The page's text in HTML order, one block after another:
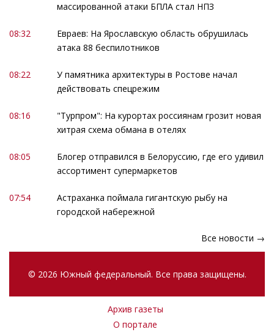
массированной атаки БПЛА стал НПЗ
08:32
Евраев: На Ярославскую область обрушилась
атака 88 беспилотников
08:22
У памятника архитектуры в Ростове начал
действовать спецрежим
08:16
"Турпром": На курортах россиянам грозит новая
хитрая схема обмана в отелях
08:05
Блогер отправился в Белоруссию, где его удивил
ассортимент супермаркетов
07:54
Астраханка поймала гигантскую рыбу на
городской набережной
Все новости →
© 2026 Южный федеральный. Все права защищены.
Архив газеты
О портале